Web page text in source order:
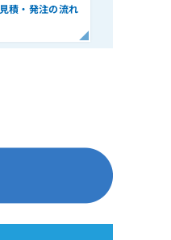
見積・発注の流れ